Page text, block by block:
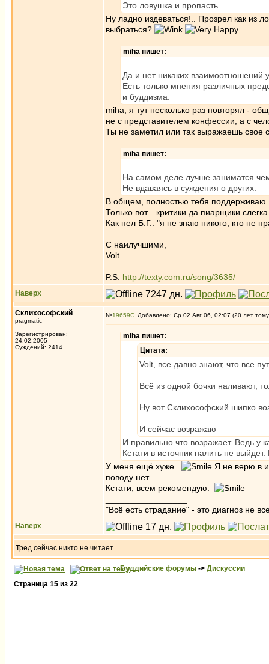
Это ловушка и пропасть.
Ну ладно издеваться!.. Прозрел как из
выбраться?
miha пишет:
Да и нет никаких взаимоотношений
Есть только мнения различных
и буддизма.
miha, я тут несколько раз повторял -
не с представителем конфессии, а с
Ты не заметил или так выражаешь свое
miha пишет:
На самом деле лучше заниматся
Не вдаваясь в суждения о других.
В общем, полностью тебя поддерживаю.
Только вот... критики да пиарщики
Как пел Б.Г.: "я не знаю никого, кто не
С наилучшими,
Volt
P.S. http://texty.com.ru/song/3635/
Наверх
Склихософский
pragmatic
Зарегистрирован:
24.02.2005
Суждений: 2414
№19659 Добавлено: Ср 02 Авг 06, 02:07 (20 лет
miha пишет:
Цитата:
Volt, все давно знают, что все
Всё из одной бочки наливают,
Ну вот Склихософский шипко
И сейчас возражаю
И правильно что возражает. Ведь у
Кстати в источник налить не
У меня ещё хуже.
Я не верю в
поводу нет.
Кстати, всем рекомендую.
"Всё есть страдание" - это диагноз не
Наверх
Тред сейчас никто не читает.
Буддийские форумы -> Дискуссии
Страница 15 из 22